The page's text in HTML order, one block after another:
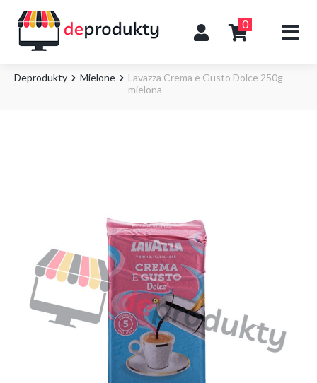
0
Deprodukty Mielone
Lavazza Crema e Gusto Dolce 250g
mielona